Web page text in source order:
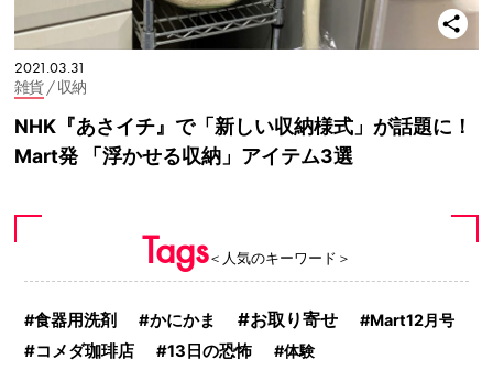
2021.03.31
雑貨/ 収納
NHK『あさイチ』で「新しい収納様式」が話題に！
Mart発 「浮かせる収納」アイテム3選
Tags＜人気のキーワード＞
食器用洗剤 かにかま お取り寄せ Mart12月号
コメダ珈琲店 13日の恐怖 体験